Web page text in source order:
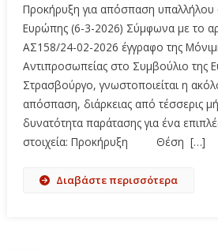
Προκήρυξη για απόσπαση υπαλλήλου
Ευρώπης (6-3-2026) Σύμφωνα με το
ΑΣ158/24-02-2026 έγγραφο της
Αντιπροσωπείας στο Συμβούλιο της
Στρασβούργο, γνωστοποιείται η
απόσπαση, διάρκειας από τέσσερις
δυνατότητα παράτασης για ένα
στοιχεία: Προκήρυξη Θέση […]
Διαβάστε περισσότερα